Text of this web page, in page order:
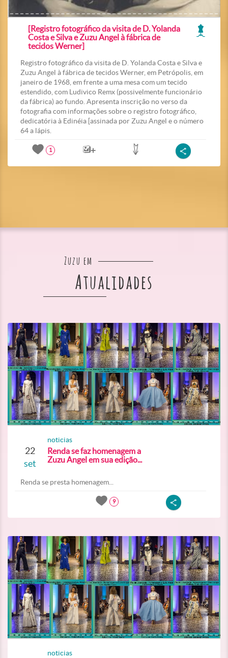
[Registro fotográfico da visita de D. Yolanda
Costa e Silva e Zuzu Angel à fábrica de
tecidos Werner]
Registro fotográfico da visita de D. Yolanda Costa e Silva e
Zuzu Angel à fábrica de tecidos Werner, em Petrópolis, em
janeiro de 1968, em frente a uma mesa com um tecido
estendido, com Ludivico Remx (possivelmente funcionário
da fábrica) ao fundo. Apresenta inscrição no verso da
fotografia com informações sobre o registro fotográfico,
dedicatória à Edinéia [assinada por Zuzu Angel e o número
64 a lápis.
1
Zuzu em
Atualidades
22
set
noticias
Renda se faz homenagem a
Zuzu Angel em sua edição...
Renda se presta homenagem...
9
noticias